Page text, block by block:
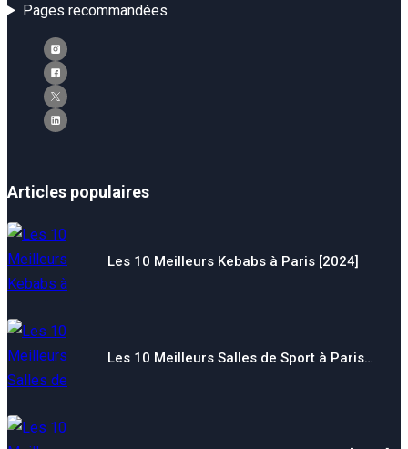
Pages recommandées
Articles populaires
Les 10 Meilleurs Kebabs à Paris [2024]
Les 10 Meilleurs Salles de Sport à Paris…